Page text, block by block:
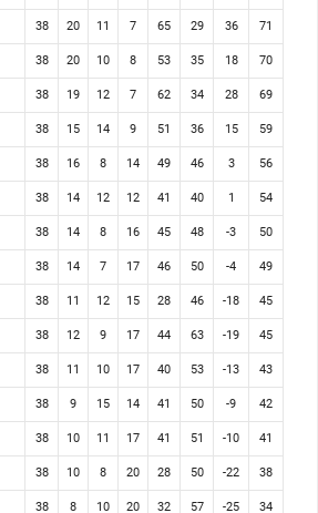
38 20 11 7 65 29 36 71
38 20 10 8 53 35 18 70
38 19 12 7 62 34 28 69
38 15 14 9 51 36 15 59
38 16 8 14 49 46 3 56
38 14 12 12 41 40 1 54
38 14 8 16 45 48 -3 50
38 14 7 17 46 50 -4 49
38 11 12 15 28 46 -18 45
38 12 9 17 44 63 -19 45
38 11 10 17 40 53 -13 43
38 9 15 14 41 50 -9 42
38 10 11 17 41 51 -10 41
38 10 8 20 28 50 -22 38
38 8 10 20 32 57 -25 34